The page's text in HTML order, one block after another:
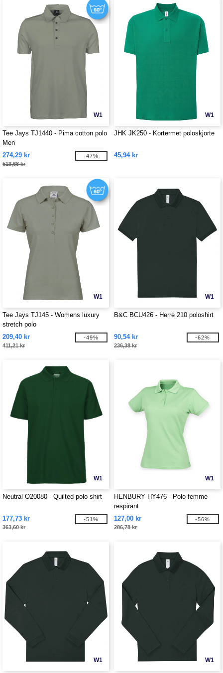
W1
Tee Jays TJ1440 - Pima cotton polo
Men
274,29 kr
513,68 kr
-47%
W1
JHK JK250 - Kortermet poloskjorte
45,94 kr
W1
Tee Jays TJ145 - Womens luxury
stretch polo
209,40 kr
411,21 kr
-49%
W1
B&C BCU426 - Herre 210 poloshirt
90,54 kr
236,38 kr
-62%
W1
Neutral O20080 - Quilted polo shirt
177,73 kr
363,60 kr
-51%
W1
HENBURY HY476 - Polo femme
respirant
127,00 kr
286,78 kr
-56%
W1 W1